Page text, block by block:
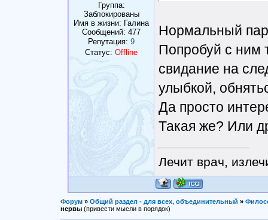
Группа:
Заблокированы
Имя в жизни: Галина
Сообщений: 477
Репутация: 9
Статус: Offline
Нормальный
Попробуй с ним
свидание на
улыбкой,
Да просто
Такая же? Или
Лечит врач,
Форум » Общий раздел - для всех, объединительный »
нервы (привести мысли в порядок)